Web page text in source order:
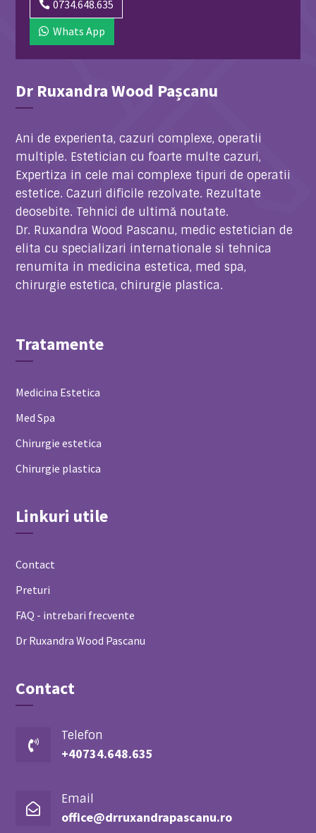
0734.648.635
Whats App
Dr Ruxandra Wood Pașcanu
Ani de experienta, cazuri complexe, operatii
multiple. Estetician cu foarte multe cazuri,
Expertiza in cele mai complexe tipuri de operatii
estetice. Cazuri dificile rezolvate. Rezultate
deosebite. Tehnici de ultimă noutate.
Dr. Ruxandra Wood Pascanu, medic estetician de
elita cu specializari internationale si tehnica
renumita in medicina estetica, med spa,
chirurgie estetica, chirurgie plastica.
Tratamente
Medicina Estetica
Med Spa
Chirurgie estetica
Chirurgie plastica
Linkuri utile
Contact
Preturi
FAQ - intrebari frecvente
Dr Ruxandra Wood Pascanu
Contact

Telefon
+40734.648.635

Email
office@drruxandrapascanu.ro